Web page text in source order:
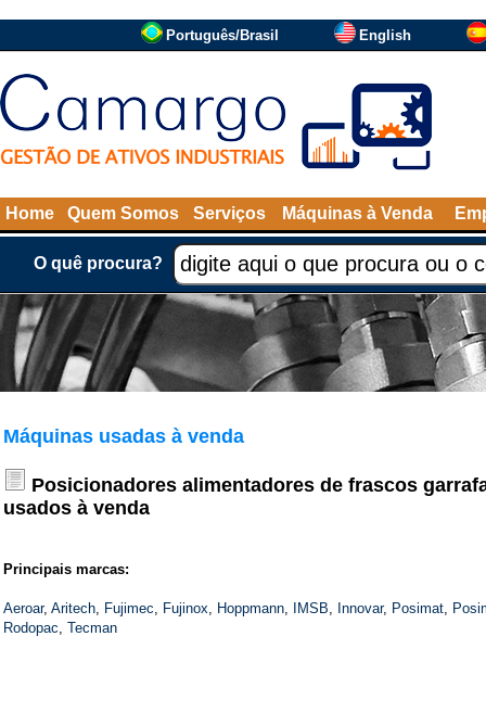
Português/Brasil English
Home Quem Somos Serviços Máquinas à Venda
O quê procura?
Máquinas usadas à venda
Posicionadores alimentadores de frascos
usados à venda
Principais marcas:
Aeroar, Aritech, Fujimec, Fujinox, Hoppmann, IMSB, Innovar, Posimat,
Rodopac, Tecman